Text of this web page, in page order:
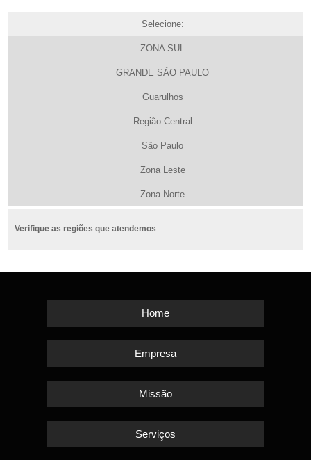
Selecione:
ZONA SUL
GRANDE SÃO PAULO
Guarulhos
Região Central
São Paulo
Zona Leste
Zona Norte
Verifique as regiões que atendemos
Home
Empresa
Missão
Serviços